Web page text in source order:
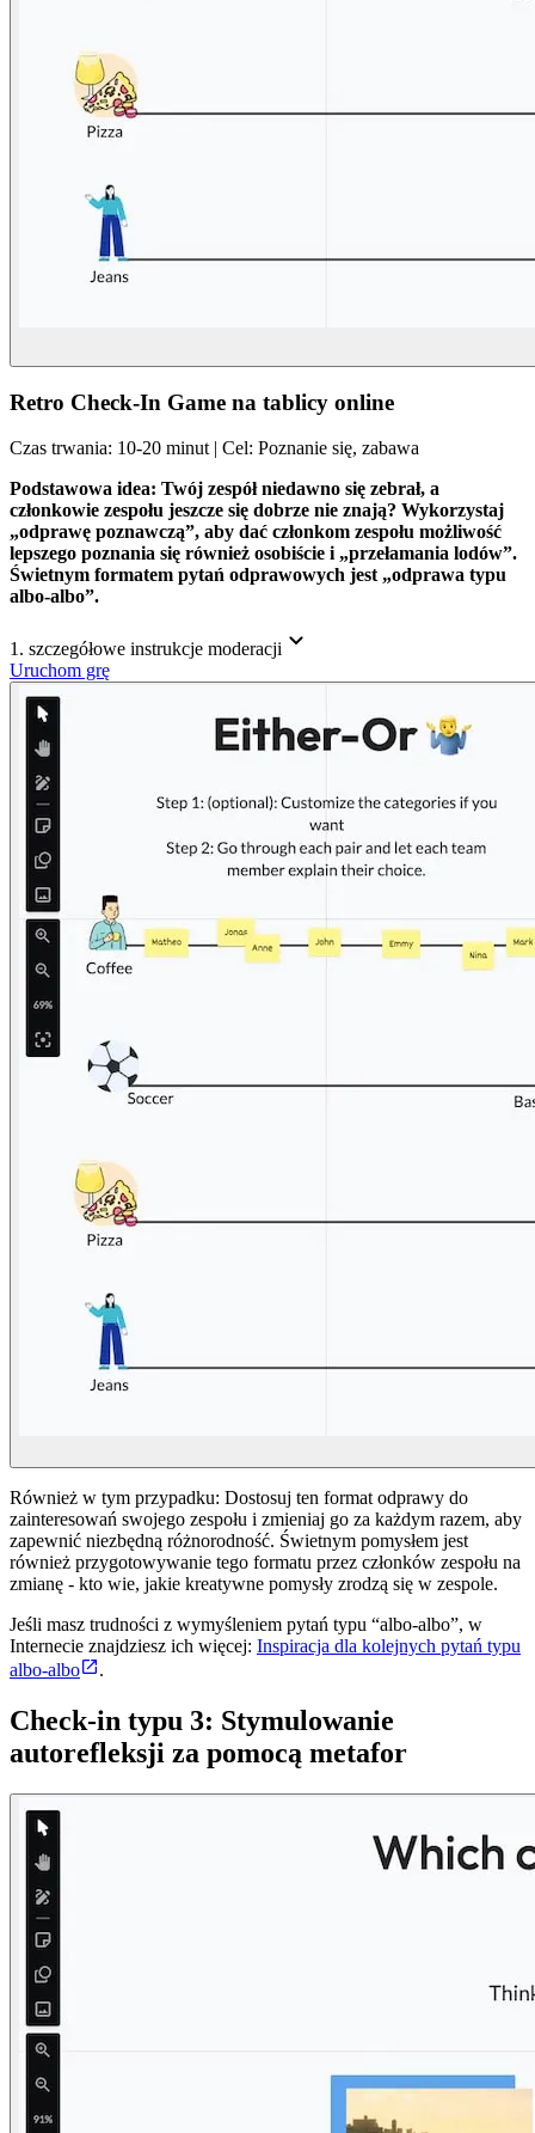
Retro Check-In Game na tablicy online
Czas trwania: 10-20 minut | Cel: Poznanie się, zabawa
Podstawowa idea: Twój zespół niedawno się zebrał, a
członkowie zespołu jeszcze się dobrze nie znają? Wykorzystaj
„odprawę poznawczą”, aby dać członkom zespołu możliwość
lepszego poznania się również osobiście i „przełamania lodów”.
Świetnym formatem pytań odprawowych jest „odprawa typu
albo-albo”.
1. szczegółowe instrukcje moderacji
Uruchom grę
Również w tym przypadku: Dostosuj ten format odprawy do
zainteresowań swojego zespołu i zmieniaj go za każdym razem, aby
zapewnić niezbędną różnorodność. Świetnym pomysłem jest
również przygotowywanie tego formatu przez członków zespołu na
zmianę - kto wie, jakie kreatywne pomysły zrodzą się w zespole.
Jeśli masz trudności z wymyśleniem pytań typu “albo-albo”, w
Internecie znajdziesz ich więcej: Inspiracja dla kolejnych pytań typu
albo-albo
.
Check-in typu 3: Stymulowanie
autorefleksji za pomocą metafor